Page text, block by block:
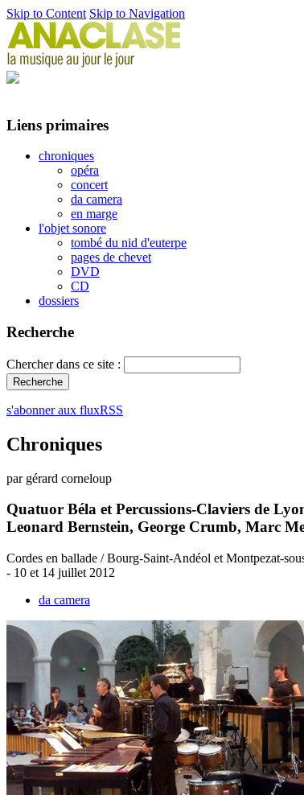
Skip to Content Skip to Navigation
Liens primaires
chroniques
opéra
concert
da camera
en marge
l'objet sonore
tombé du nid d'euterpe
pages de chevet
DVD
CD
dossiers
Recherche
Chercher dans ce site :
s'abonner aux fluxRSS
Chroniques
par gérard corneloup
Quatuor Béla et Percussions-Claviers de
Leonard Bernstein, George Crumb, Marc
Cordes en ballade / Bourg-Saint-Andéol et Montpezat-
- 10 et 14 juillet 2012
da camera